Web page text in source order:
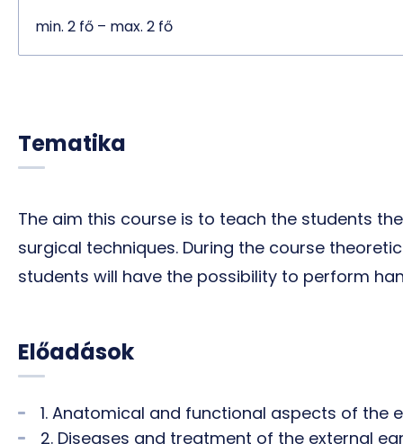
min. 2 fő – max. 2 fő
Tematika
The aim this course is to teach the students
surgical techniques. During the course
students will have the possibility to perform
Előadások
1. Anatomical and functional aspects of the
2. Diseases and treatment of the external